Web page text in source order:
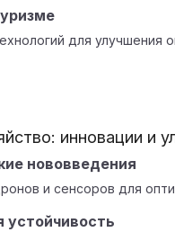
для улучшения
инновации и
нововведения
и сенсоров для
устойчивость